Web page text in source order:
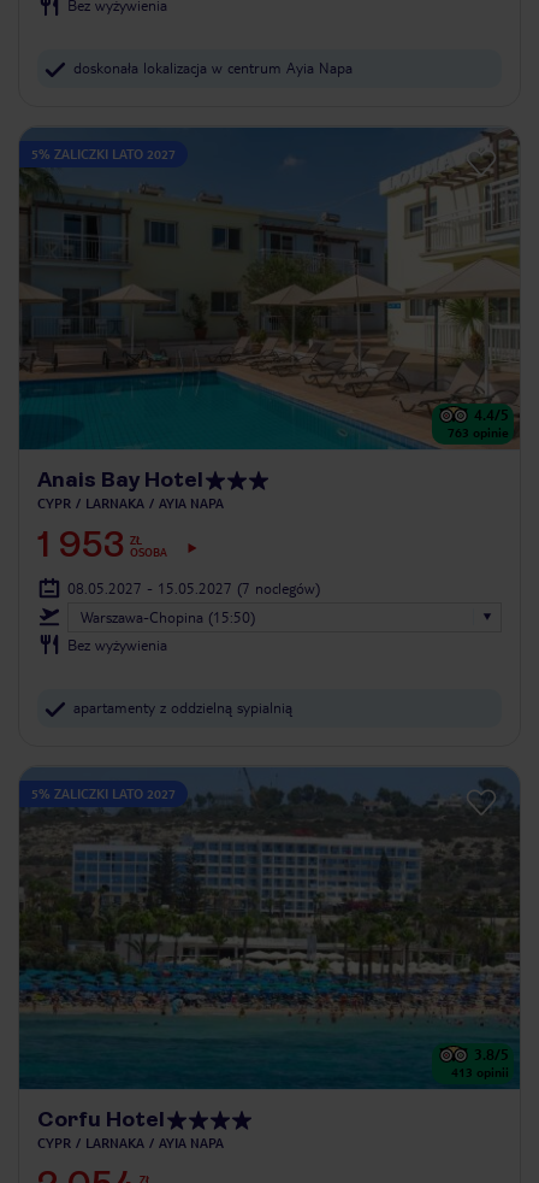
Bez wyżywienia
doskonała lokalizacja w centrum Ayia Napa
5% ZALICZKI LATO 2027
4.4/5
763 opinie
Anais Bay Hotel
CYPR LARNAKA AYIA NAPA
1 953 ZŁ
OSOBA
08.05.2027 - 15.05.2027 (7 noclegów)
Warszawa-Chopina (15:50)
Bez wyżywienia
apartamenty z oddzielną sypialnią
5% ZALICZKI LATO 2027
3.8/5
413 opinii
Corfu Hotel
CYPR LARNAKA AYIA NAPA
ZŁ